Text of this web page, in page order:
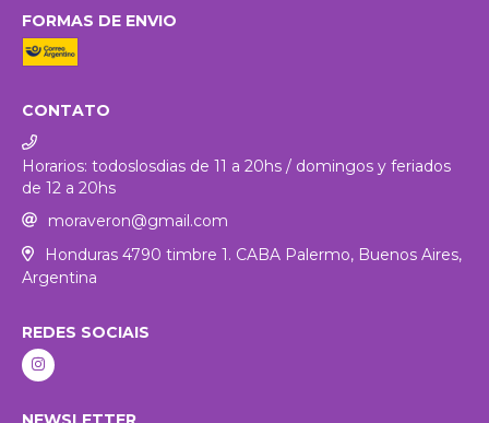
FORMAS DE ENVIO
CONTATO
Horarios: todoslosdias de 11 a 20hs / domingos y feriados
de 12 a 20hs
moraveron@gmail.com
Honduras 4790 timbre 1. CABA Palermo, Buenos Aires,
Argentina
REDES SOCIAIS